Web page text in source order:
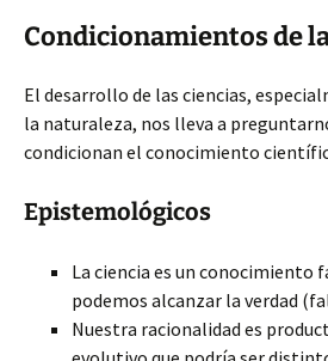
Condicionamientos de
El desarrollo de las ciencias,
la naturaleza, nos lleva a
condicionan el conocimiento
Epistemológicos
La ciencia es un conocimiento
podemos alcanzar la verdad
Nuestra racionalidad es